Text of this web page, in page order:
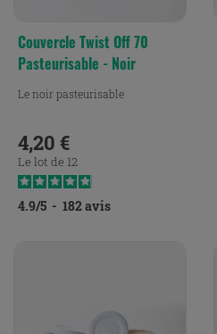
Couvercle Twist Off 70
Pasteurisable - Noir
Le noir pasteurisable
Prix
4,20 €
Le lot de 12
4.9/5 - 182avis